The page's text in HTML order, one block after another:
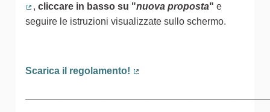
(Collegamento esterno)
, cliccare in basso su "nuova proposta" e
seguire le istruzioni visualizzate sullo schermo.
Scarica il regolamento!